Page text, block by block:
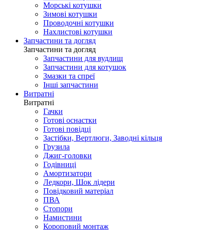
Морські котушки
Зимові котушки
Проводочні котушки
Нахлистові котушки
Запчастини та догляд
Запчастини та догляд
Запчастини для вудлищ
Запчастини для котушок
Змазки та спреї
Інші запчастини
Витратні
Витратні
Гачки
Готові оснастки
Готові повідці
Застібки, Вертлюги, Заводні кільця
Грузила
Джиг-головки
Годівниці
Амортизатори
Ледкори, Шок лідери
Повідковий матеріал
ПВА
Стопори
Намистини
Короповий монтаж